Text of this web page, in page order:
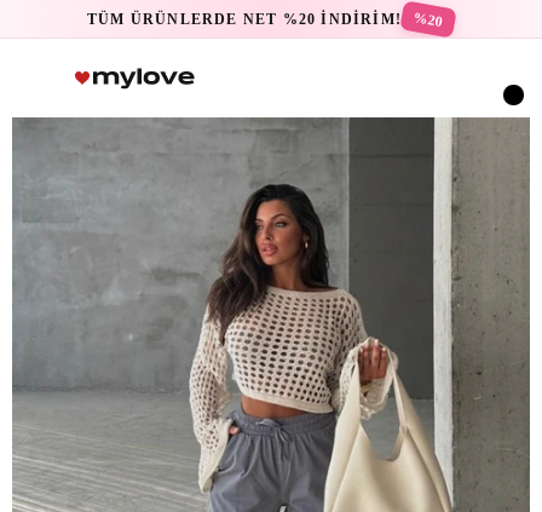
TÜM ÜRÜNLERDE NET %20 İNDİRİM! %20